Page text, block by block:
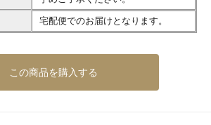
宅配便でのお届けとなります。
この商品を購入する